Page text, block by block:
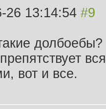
26 13:14:54
вот и все.